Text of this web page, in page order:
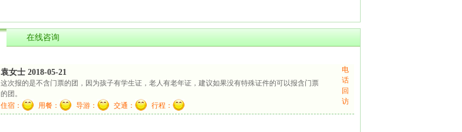
在线咨询
电
话
回
访
袁女士 2018-05-21
这次报的是不含门票的团，因为孩子有学生证，老人有老年证，建议如果没有特殊证件的可以报含门票
的团。
住宿：
用餐： 导游： 交通： 行程：